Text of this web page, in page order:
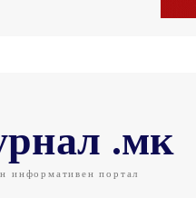
.мк
информативен портал